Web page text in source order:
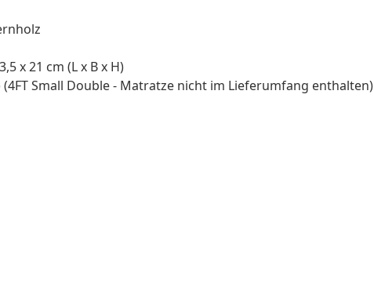
x 21 cm (L x B x H)
(4FT Small Double - Matratze nicht im Lieferumfang enthalten)